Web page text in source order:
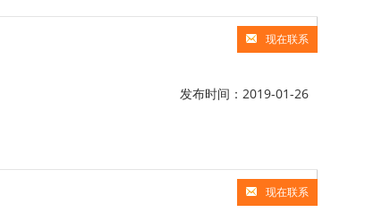
现在联系
发布时间：2019-01-26
现在联系